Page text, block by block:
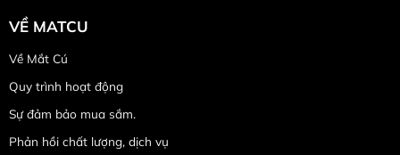
VỀ MATCU
Về Mắt Cú
Quy trình hoạt động
Sự đảm bảo mua sắm.
Phản hồi chất lượng, dịch vụ